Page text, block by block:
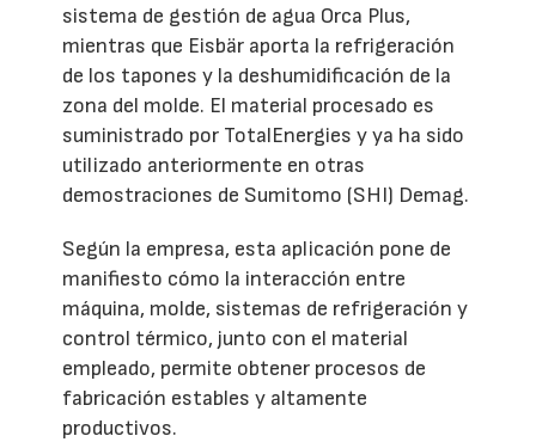
sistema de gestión de agua Orca Plus,
mientras que Eisbär aporta la refrigeración
de los tapones y la deshumidificación de la
zona del molde. El material procesado es
suministrado por TotalEnergies y ya ha sido
utilizado anteriormente en otras
demostraciones de Sumitomo (SHI) Demag.
Según la empresa, esta aplicación pone de
manifiesto cómo la interacción entre
máquina, molde, sistemas de refrigeración y
control térmico, junto con el material
empleado, permite obtener procesos de
fabricación estables y altamente
productivos.